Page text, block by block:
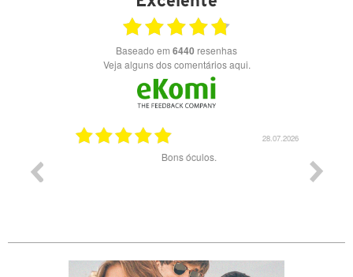
Baseado em 6440 resenhas
Veja alguns dos comentários aqui.
28.07.2026
Bons óculos.